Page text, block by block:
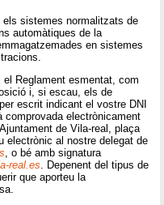
sistemes normalitzats de
automàtiques de la
en sistemes
Reglament esmentat, com
i, si escau, els de
escrit indicant el vostre DNI
electrònicament
de Vila-real, plaça
electrònic al nostre delegat de
, o bé amb signatura
real.es . Depenent del tipus de
que aporteu la